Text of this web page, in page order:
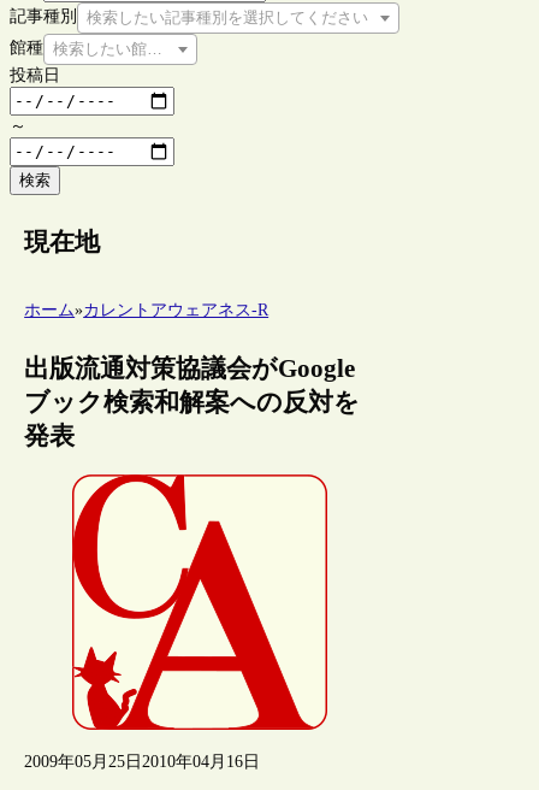
記事種別
検索したい記事種別を選択してください
館種 検索したい館種を選択してください
投稿日
～
検索
現在地
ホーム»カレントアウェアネス-R
出版流通対策協議会がGoogle
ブック検索和解案への反対を
発表
2009年05月25日 2010年04月16日